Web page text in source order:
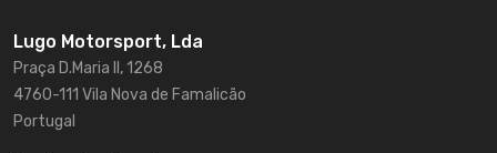
Lugo Motorsport, Lda
Praça D.Maria II, 1268
4760-111 Vila Nova de Famalicão
Portugal